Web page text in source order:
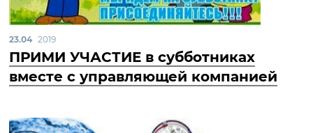
23.04 2019
ПРИМИ УЧАСТИЕ в субботниках
вместе с управляющей компанией